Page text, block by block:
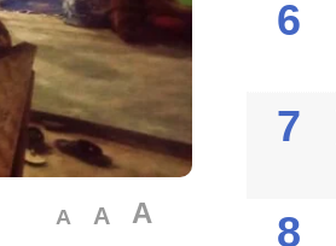
A A A